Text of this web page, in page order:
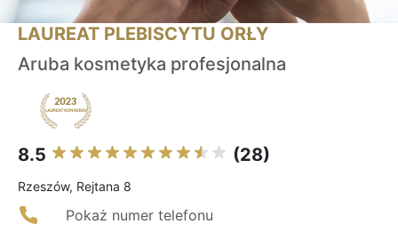
LAUREAT PLEBISCYTU ORŁY
Aruba kosmetyka profesjonalna
8.5 (28)
Rzeszów, Rejtana 8
Pokaż numer telefonu